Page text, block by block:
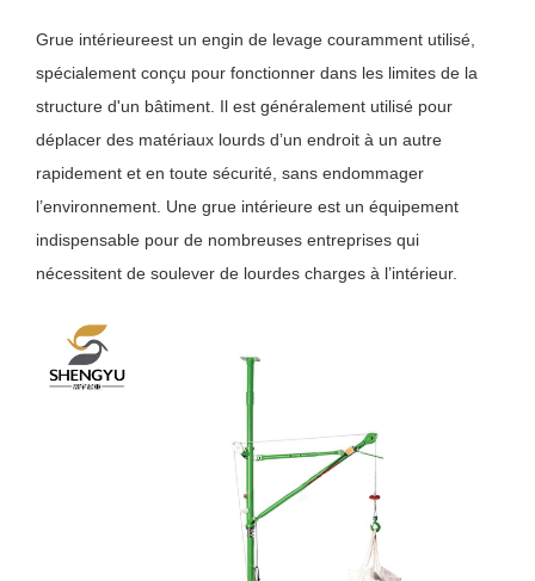
Grue intérieureest un engin de levage couramment utilisé,
spécialement conçu pour fonctionner dans les limites de la
structure d'un bâtiment. Il est généralement utilisé pour
déplacer des matériaux lourds d’un endroit à un autre
rapidement et en toute sécurité, sans endommager
l’environnement. Une grue intérieure est un équipement
indispensable pour de nombreuses entreprises qui
nécessitent de soulever de lourdes charges à l’intérieur.